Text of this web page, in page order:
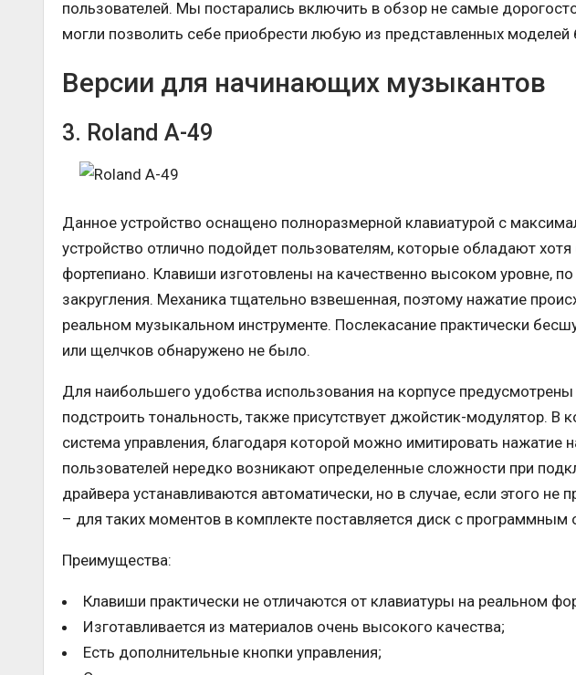
пользователей. Мы постарались включить в обзор не самые
могли позволить себе приобрести любую из представленных
Версии для начинающих музыкантов
3. Roland A-49
Данное устройство оснащено полноразмерной клавиатурой с
устройство отлично подойдет пользователям, которые обладают
фортепиано. Клавиши изготовлены на качественно высоком уровне,
закругления. Механика тщательно взвешенная, поэтому нажатие
реальном музыкальном инструменте. Послекасание практически
или щелчков обнаружено не было.
Для наибольшего удобства использования на корпусе
подстроить тональность, также присутствует джойстик-модулятор. В
система управления, благодаря которой можно имитировать
пользователей нередко возникают определенные сложности при
драйвера устанавливаются автоматически, но в случае, если этого не
– для таких моментов в комплекте поставляется диск с программным
Преимущества:
Клавиши практически не отличаются от клавиатуры на реальном
Изготавливается из материалов очень высокого качества;
Есть дополнительные кнопки управления;